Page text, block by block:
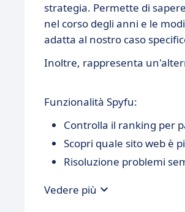
strategia. Permette di
nel corso degli anni e le
adatta al nostro caso
Inoltre, rappresenta
Funzionalità Spyfu:
Controlla il ranking per
Scopri quale sito web è
Risoluzione problemi
Vedere più